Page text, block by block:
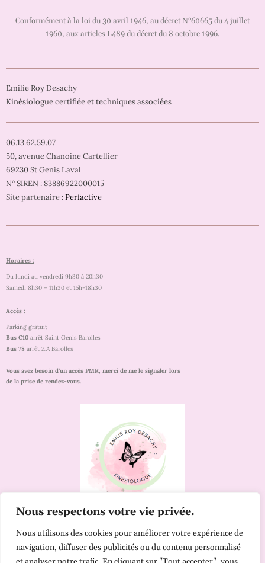
Nous respectons votre vie privée.
Nous utilisons des cookies pour améliorer votre expérience de
navigation, diffuser des publicités ou du contenu personnalisé
Conformément à la loi du 30 avril 1946, au décret N°60665 du 4 juillet
1960, aux articles L489 du décret du 8 octobre 1996.
Emilie Roy Desachy
Kinésiologue certifiée et techniques associées
06.13.62.59.07
50, avenue Chanoine Cartellier
69230 St Genis Laval
N° SIREN : 83886922000015
Site partenaire :Perfactive
Horaires :
Du lundi au vendredi 9h30 à 20h30
Samedi 8h30 – 11h30 et 15h-18h30
Accès :
Parking gratuit
Bus C10 arrêt Saint Genis Barolles
Bus 78 arrêt Z.A Barolles
Vous avez besoin d’un accès PMR, merci de me le signaler lors
de la prise de rendez-vous.